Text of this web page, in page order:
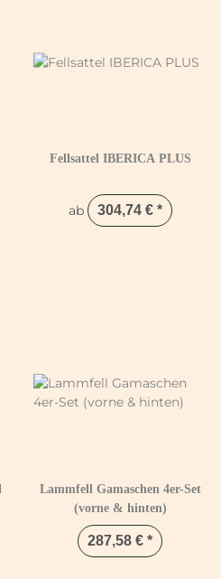
Fellsattel IBERICA PLUS
ab 304,74 € *
Lammfell Gamaschen 4er-Set
(vorne & hinten)
287,58 € *